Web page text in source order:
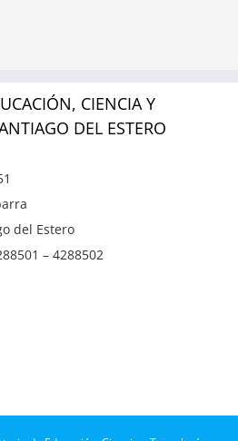
CIENCIA Y
DEL ESTERO
del Estero
– 4288502